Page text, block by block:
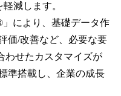
減します。
により、基礎データ作
価/改善など、必要な要
わせたカスタマイズが
準搭載し、企業の成長